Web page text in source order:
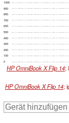
0
100
200
300
400
500
600
700
800
900
1000
HP OmniBook X Flip 14;
HP OmniBook X Flip 14;